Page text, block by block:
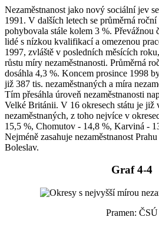
Nezaměstnanost jako nový sociální jev
1991. V dalších letech se průměrná roční
pohybovala stále kolem 3 %. Převážnou
lidé s nízkou kvalifikací a omezenou
1997, zvláště v posledních měsících
růstu míry nezaměstnanosti. Průměrná
dosáhla 4,3 %. Koncem prosince 1998
již 387 tis. nezaměstnaných a míra
Tím přesáhla úroveň nezaměstnanosti
Velké Británii. V 16 okresech státu je již
nezaměstnaných, z toho nejvíce v
15,5 %, Chomutov - 14,8 %, Karviná -
Nejméně zasahuje nezaměstnanost
Boleslav.
Graf 4-4
Pramen: ČSÚ